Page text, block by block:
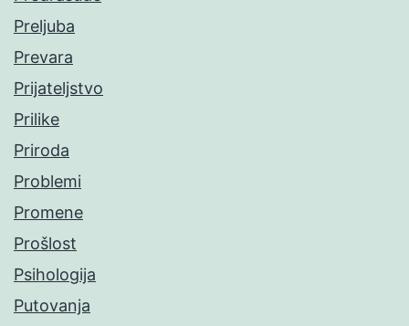
Preljuba
Prevara
Prijateljstvo
Prilike
Priroda
Problemi
Promene
Prošlost
Psihologija
Putovanja